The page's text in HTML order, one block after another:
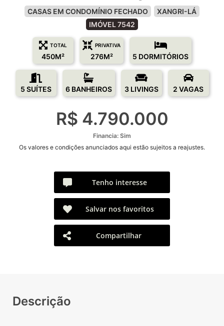
CASAS EM CONDOMÍNIO FECHADO
XANGRI-LÁ
IMÓVEL 7542
TOTAL
450M²
PRIVATIVA
276M² 5 DORMITÓRIOS
5 SUÍTES 6 BANHEIROS 3 LIVINGS 2 VAGAS
R$ 4.790.000
Financia: Sim
Os valores e condições anunciados aqui estão sujeitos a reajustes.
Tenho interesse
Salvar nos favoritos
Compartilhar
Descrição